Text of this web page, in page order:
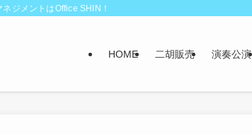
ジメントはOffice SHIN！
HOME 二胡販売 演奏公演